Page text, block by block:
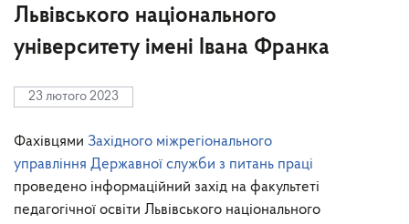
Львівського національного
університету імені Івана Франка
23 лютого 2023
Фахівцями Західного міжрегіонального
управління Державної служби з питань праці
проведено інформаційний захід на факультеті
педагогічної освіти Львівського національного